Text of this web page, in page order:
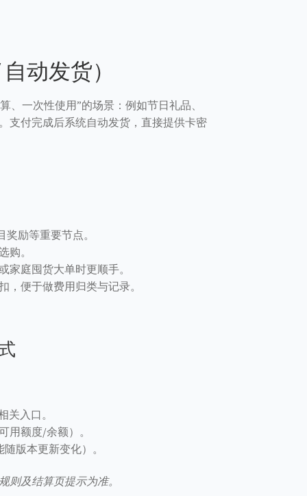
动发货）
、一次性使用”的场景：例如节日礼品、
支付完成后系统自动发货，直接提供卡密
励等重要节点。
购。
家庭囤货大单时更顺手。
，便于做费用归类与记录。
关入口。
用额度/余额）。
版本更新变化）。
则及结算页提示为准。